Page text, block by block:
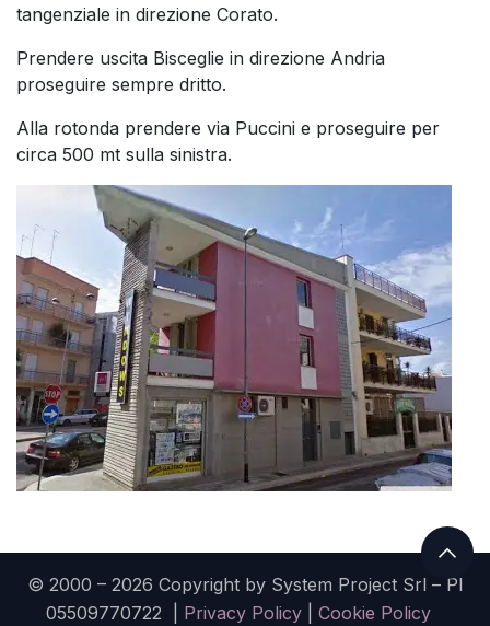
tangenziale in direzione Corato.
Prendere uscita Bisceglie in direzione Andria
proseguire sempre dritto.
Alla rotonda prendere via Puccini e proseguire per
circa 500 mt sulla sinistra.
© 2000 – 2026 Copyright by System Project Srl – PI
05509770722 | Privacy Policy| Cookie Policy